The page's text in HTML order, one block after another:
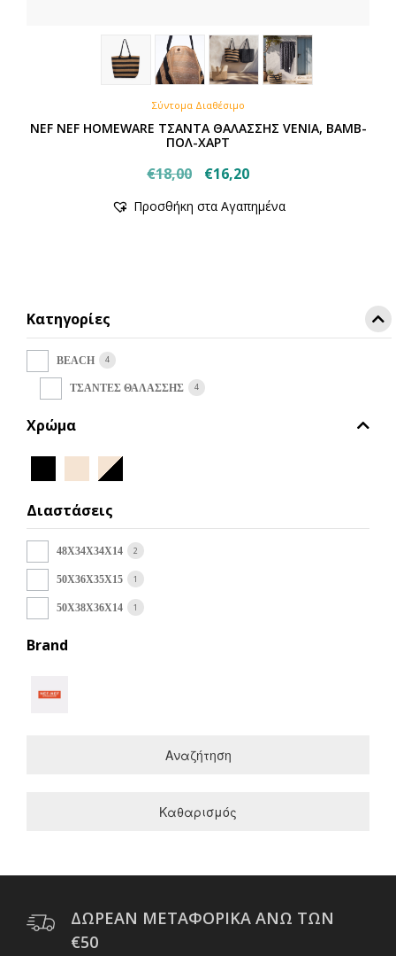
Σύντομα Διαθέσιμο
NEF NEF HOMEWARE ΤΣΑΝΤΑ ΘΑΛΑΣΣΗΣ VENIA, ΒΑΜΒ-
ΠΟΛ-ΧΑΡΤ
€18,00
Original
was:
€16,20Η
τιμή
Προσθήκη στα Αγαπημένα
Κατηγορίες
BEACH 4
ΤΣΑΝΤΕΣ ΘΑΛΑΣΣΗΣ 4
Χρώμα
Διαστάσεις
48X34X34X14 2
50X36X35X15 1
50X38X36X14 1
Brand
Αναζήτηση
Καθαρισμός
ΔΩΡΕΑΝ ΜΕΤΑΦΟΡΙΚΑ ΑΝΩ ΤΩΝ
€50